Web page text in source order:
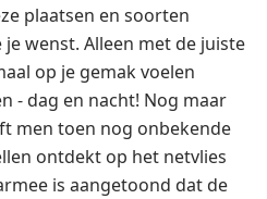
plaatsen en soorten
wenst. Alleen met de juiste
op je gemak voelen
- dag en nacht! Nog maar
men toen nog onbekende
ontdekt op het netvlies
is aangetoond dat de